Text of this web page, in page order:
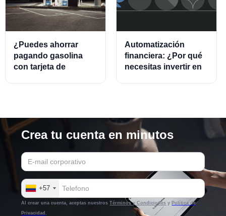
¿Puedes ahorrar
pagando gasolina
con tarjeta de
Automatización
financiera: ¿Por qué
necesitas invertir en
Crea tu cuenta en minutos
+57
Al crear una cuenta, aceptas nuestrosTérminos y Condiciones y Política de
Privacidad